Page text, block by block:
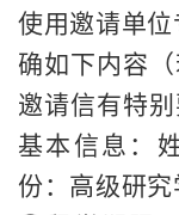
使用邀请单
确如下内容
邀请信有特
基本信息：
份：高级研究